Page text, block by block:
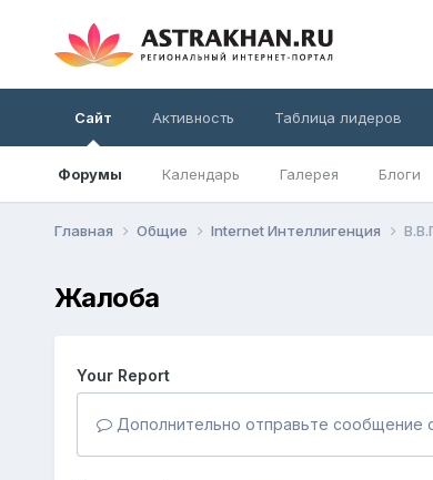
Сайт
Форумы Календарь Галерея Блоги
Активность Таблица лидеров
Главная Общие Internet Интеллигенция
Жалоба
Your Report
Дополнительно отправьте сообщение